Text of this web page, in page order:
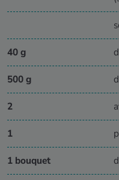
40 g
500 g
2
1
1 bouquet